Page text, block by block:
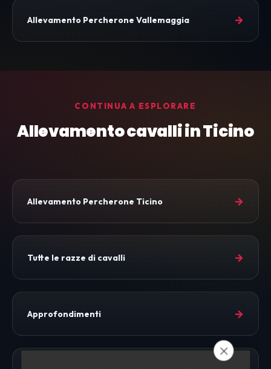
Allevamento Percherone Vallemaggia →
CONTINUA A ESPLORARE
Allevamento cavalli in Ticino
Allevamento Percherone Ticino →
Tutte le razze di cavalli →
Approfondimenti →